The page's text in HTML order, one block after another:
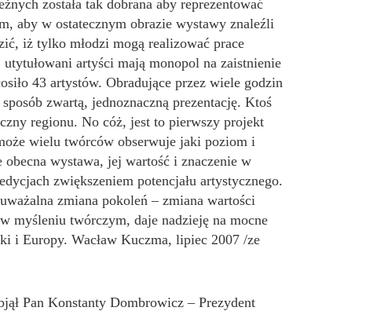
została tak dobrana aby reprezentować
aby w ostatecznym obrazie wystawy znaleźli
iż tylko młodzi mogą realizować prace
artyści mają monopol na zaistnienie
43 artystów. Obradujące przez wiele godzin
zwartą, jednoznaczną prezentację. Ktoś
regionu. No cóż, jest to pierwszy projekt
wielu twórców obserwuje jaki poziom i
wystawa, jej wartość i znaczenie w
zwiększeniem potencjału artystycznego.
zmiana pokoleń – zmiana wartości
myśleniu twórczym, daje nadzieję na mocne
i Europy. Wacław Kuczma, lipiec 2007 /ze
Pan Konstanty Dombrowicz – Prezydent